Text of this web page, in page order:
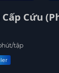
Cấp Cứu
tập